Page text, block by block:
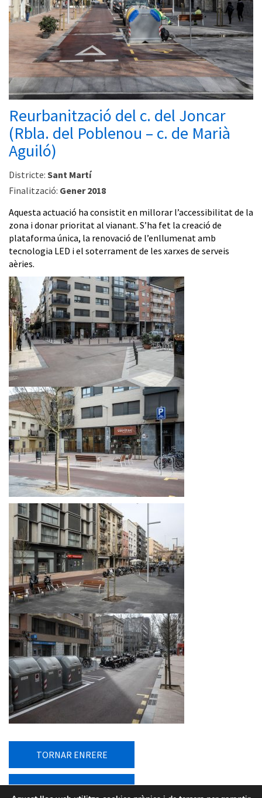
Reurbanització del c. del Joncar
(Rbla. del Poblenou – c. de Marià
Aguiló)
Districte: Sant Martí
Finalització: Gener 2018
Aquesta actuació ha consistit en millorar l’accessibilitat de la
zona i donar prioritat al vianant. S’ha fet la creació de
plataforma única, la renovació de l’enllumenat amb
tecnologia LED i el soterrament de les xarxes de serveis
aèries.
TORNAR ENRERE
TORNAR AL LLISTAT